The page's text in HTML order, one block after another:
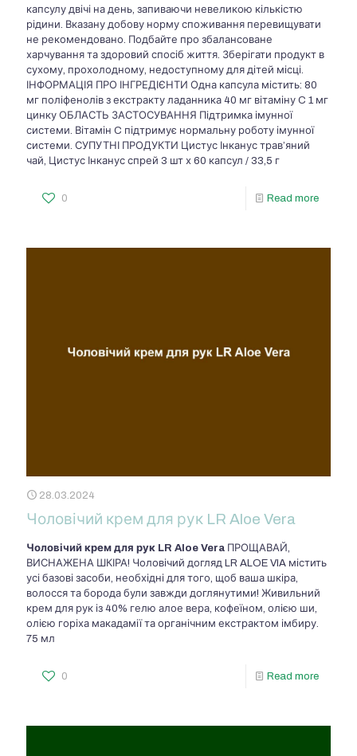
капсулу двічі на день, запиваючи невеликою кількістю
рідини. Вказану добову норму споживання перевищувати
не рекомендовано. Подбайте про збалансоване
харчування та здоровий спосіб життя. Зберігати продукт в
сухому, прохолодному, недоступному для дітей місці.
ІНФОРМАЦІЯ ПРО ІНГРЕДІЄНТИ Одна капсула містить: 80
мг поліфенолів з екстракту ладанника 40 мг вітаміну C 1 мг
цинку ОБЛАСТЬ ЗАСТОСУВАННЯ Підтримка імунної
системи. Вітамін C підтримує нормальну роботу імунної
системи. СУПУТНІ ПРОДУКТИ Цистус Інканус трав’яний
чай, Цистус Інканус спрей 3 шт х 60 капсул / 33,5 г
0 Read more
28.03.2024
Чоловічий крем для рук LR Aloe Vera
Чоловічий крем для рук LR Aloe Vera ПРОЩАВАЙ,
ВИСНАЖЕНА ШКІРА! Чоловічий догляд LR ALOE VIA містить
усі базові засоби, необхідні для того, щоб ваша шкіра,
волосся та борода були завжди доглянутими! Живильний
крем для рук із 40% гелю алое вера, кофеїном, олією ши,
олією горіха макадамії та органічним екстрактом імбиру.
75 мл
0 Read more